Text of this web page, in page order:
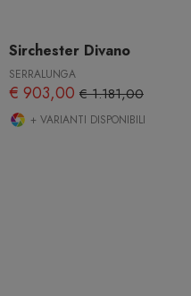
Sirchester Divano
SERRALUNGA
€ 903,00 € 1.181,00
+ VARIANTI DISPONIBILI